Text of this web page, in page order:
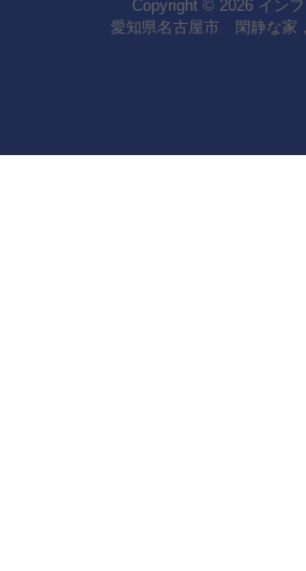
Copyright © 2026 イン
愛知県名古屋市 閑静な家